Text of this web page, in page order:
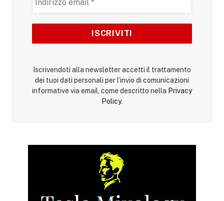
Iscrivendoti alla newsletter accetti il trattamento
dei tuoi dati personali per l’invio di comunicazioni
informative via email, come descritto nella Privacy
Policy.